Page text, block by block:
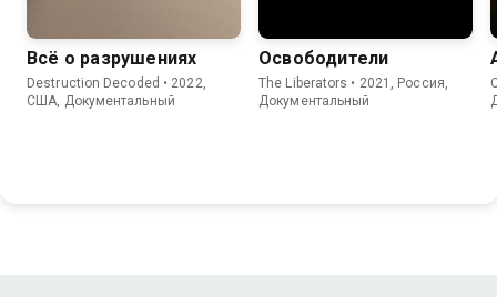
Всё о разрушениях
Destruction Decoded • 2022,
США, Документальный
Освободители
The Liberators • 2021, Россия,
Документальный